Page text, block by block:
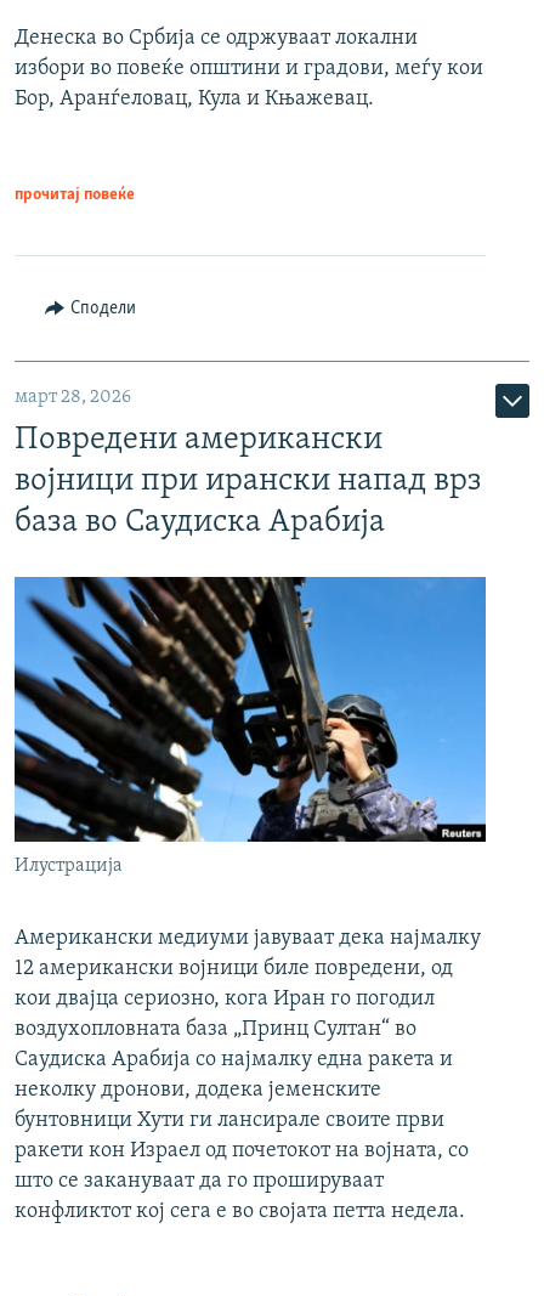
Денеска во Србија се одржуваат локални
избори во повеќе општини и градови, меѓу кои
Бор, Аранѓеловац, Кула и Књажевац.
прочитај повеќе
Сподели
март 28, 2026
Повредени американски
војници при ирански напад врз
база во Саудиска Арабија
Илустрација
Американски медиуми јавуваат дека најмалку
12 американски војници биле повредени, од
кои двајца сериозно, кога Иран го погодил
воздухопловната база „Принц Султан“ во
Саудиска Арабија со најмалку една ракета и
неколку дронови, додека јеменските
бунтовници Хути ги лансирале своите први
ракети кон Израел од почетокот на војната, со
што се закануваат да го прошируваат
конфликтот кој сега е во својата петта недела.